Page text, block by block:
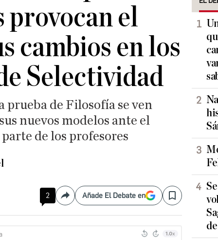
provocan el
cambios en los
Selectividad
prueba de Filosofía se ven
nuevos modelos ante el
de los profesores
2 CompartirAñade El Debate en Save